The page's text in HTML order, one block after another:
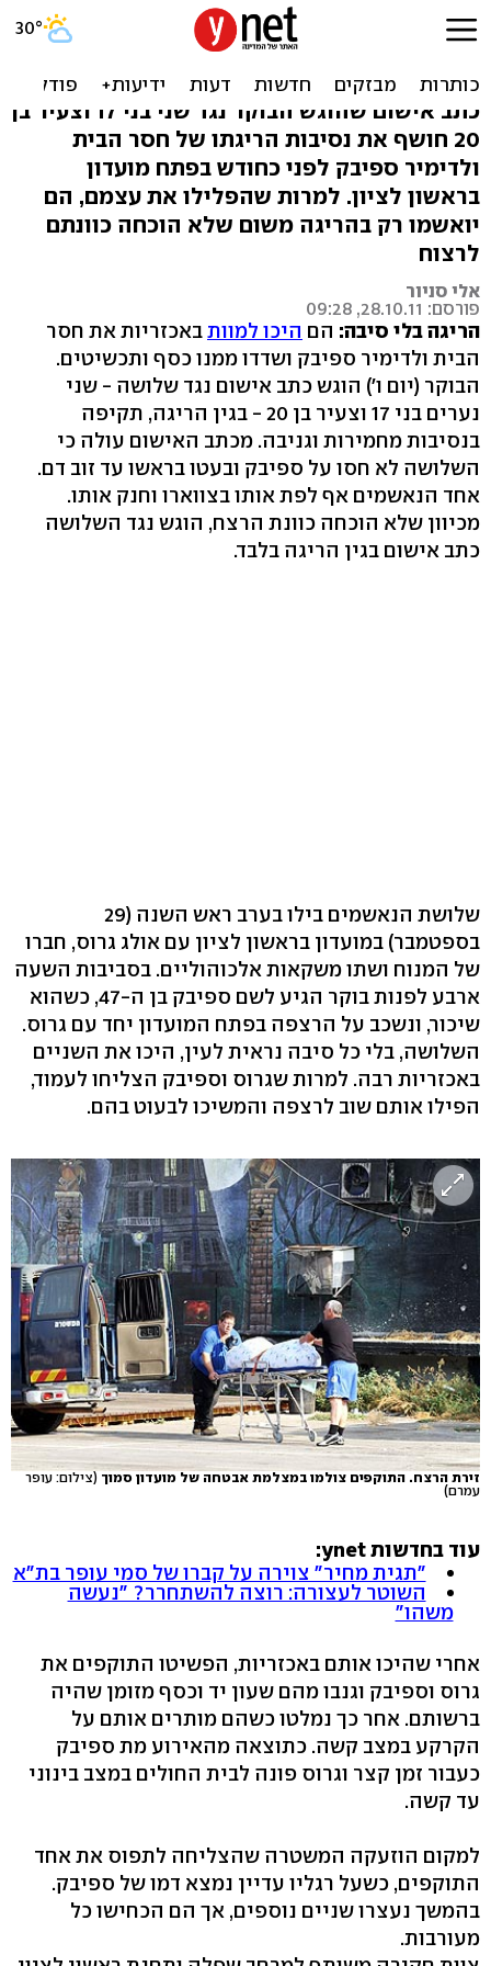
אישום: 2 נערים וצעיר הרגו
חסר בית בלי סיבה
כתב אישום שהוגש הבוקר נגד שני בני 17 וצעיר בן
20 חושף את נסיבות הריגתו של חסר הבית
ולדימיר ספיבק לפני כחודש בפתח מועדון
בראשון לציון. למרות שהפלילו את עצמם, הם
יואשמו רק בהריגה משום שלא הוכחה כוונתם
לרצוח
אלי סניור
פורסם: 28.10.11, 09:28
הריגה בלי סיבה: הם היכו למוותבאכזריות את חסר
הבית ולדימיר ספיבק ושדדו ממנו כסף ותכשיטים.
הבוקר (יום ו') הוגש כתב אישום נגד שלושה - שני
נערים בני 17 וצעיר בן 20 - בגין הריגה, תקיפה
בנסיבות מחמירות וגניבה. מכתב האישום עולה כי
השלושה לא חסו על ספיבק ובעטו בראשו עד זוב דם.
אחד הנאשמים אף לפת אותו בצווארו וחנק אותו.
מכיוון שלא הוכחה כוונת הרצח, הוגש נגד השלושה
כתב אישום בגין הריגה בלבד.
שלושת הנאשמים בילו בערב ראש השנה (29
בספטמבר) במועדון בראשון לציון עם אולג גרוס, חברו
של המנוח ושתו משקאות אלכוהוליים. בסביבות השעה
ארבע לפנות בוקר הגיע לשם ספיבק בן ה-47, כשהוא
שיכור, ונשכב על הרצפה בפתח המועדון יחד עם גרוס.
השלושה, בלי כל סיבה נראית לעין, היכו את השניים
באכזריות רבה. למרות שגרוס וספיבק הצליחו לעמוד,
הפילו אותם שוב לרצפה והמשיכו לבעוט בהם.
זירת הרצח. התוקפים צולמו במצלמת אבטחה של מועדון סמוך (צילום: עופר
עמרם)
עוד בחדשות ynet:
"תגית מחיר" צוירה על קברו של סמי עופר בת"א
השוטר לעצורה: רוצה להשתחרר? "נעשה
משהו"
אחרי שהיכו אותם באכזריות, הפשיטו התוקפים את
גרוס וספיבק וגנבו מהם שעון יד וכסף מזומן שהיה
ברשותם. אחר כך נמלטו כשהם מותרים אותם על
הקרקע במצב קשה. כתוצאה מהאירוע מת ספיבק
כעבור זמן קצר וגרוס פונה לבית החולים במצב בינוני
עד קשה.
למקום הוזעקה המשטרה שהצליחה לתפוס את אחד
התוקפים, כשעל רגליו עדיין נמצא דמו של ספיבק.
בהמשך נעצרו שניים נוספים, אך הם הכחישו כל
מעורבות.